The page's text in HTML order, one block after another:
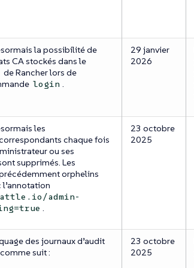
la possibilité de
CA stockés dans le
de Rancher lors de
login .
29 janvier
2026
les
chaque fois
ou ses
supprimés. Les
orphelins
admin-
.
23 octobre
2025
des journaux d’audit
suit :
23 octobre
2025